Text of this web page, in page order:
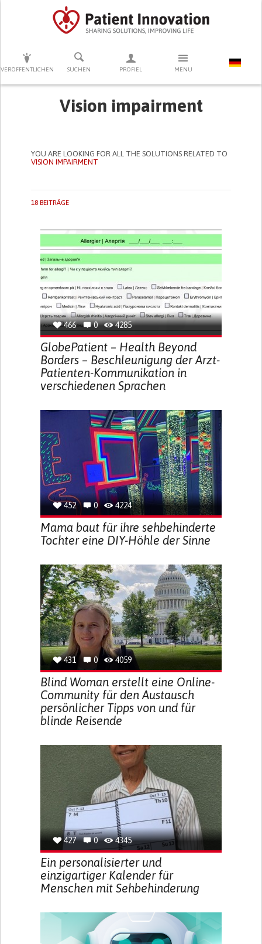
VERÖFFENTLICHEN SUCHEN PROFIEL MENU
DRÜCKEN SIE AUF ENTER UM DIE SUCHE ZU STARTEN
Vision impairment
YOU ARE LOOKING FOR ALL THE SOLUTIONS RELATED TO
VISION IMPAIRMENT
18 BEITRÄGE
466 0 4285
GlobePatient – Health Beyond
Borders – Beschleunigung der Arzt-
Patienten-Kommunikation in
verschiedenen Sprachen
452 0 4224
Mama baut für ihre sehbehinderte
Tochter eine DIY-Höhle der Sinne
431 0 4059
Blind Woman erstellt eine Online-
Community für den Austausch
persönlicher Tipps von und für
blinde Reisende
427 0 4345
Ein personalisierter und
einzigartiger Kalender für
Menschen mit Sehbehinderung